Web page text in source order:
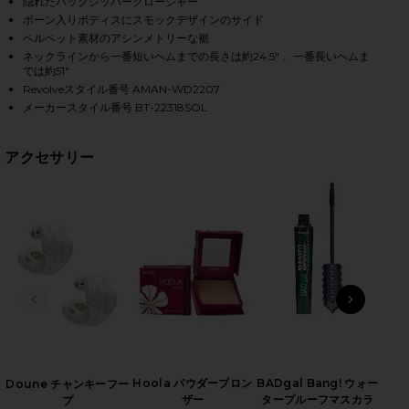
MAGNOLIA MAXI DRESS IN SORREL BURNOUT
MAGNOLIA MAXI DRESS IN SORREL
MAGNOLIA MAXI DRESS IN SORREL
ボーン入りボディスにスモックデザインのサイド
ベルベット素材のアシンメトリーな裾
ネックラインから一番短いヘムまでの長さは約24.5" 、一番長いヘムま
では約51"
Revolveスタイル番号 AMAN-WD2207
メーカースタイル番号 BT-22318SOL
アクセサリー
前のスライド
Doune チャンキーフー
プ
Hoola パウダーブロン
ザー
BADgal Bang! ウォー
タープルーフマスカラ